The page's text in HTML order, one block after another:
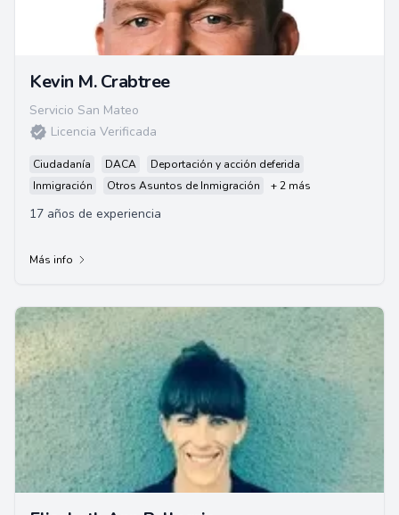
Kevin M. Crabtree
Servicio San Mateo
Licencia Verificada
Ciudadanía DACA
Deportación y acción deferida
Inmigración
Otros Asuntos de Inmigración + 2 más
17 años de experiencia
Más info